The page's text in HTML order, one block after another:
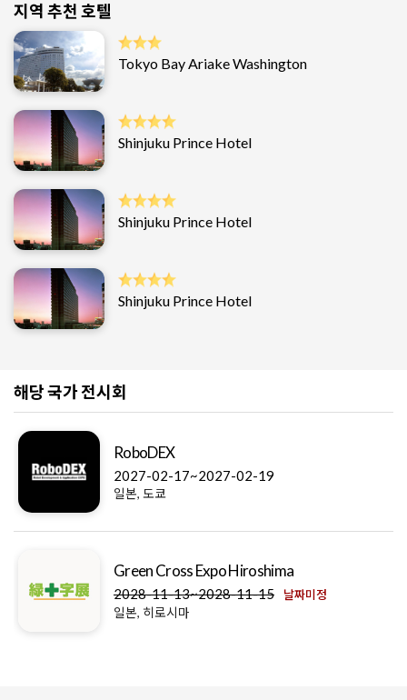
지역 추천 호텔
Tokyo Bay Ariake Washington
Shinjuku Prince Hotel
Shinjuku Prince Hotel
Shinjuku Prince Hotel
해당 국가 전시회
RoboDEX
2027-02-17~2027-02-19
일본, 도쿄
Green Cross Expo Hiroshima
2028-11-13~2028-11-15 날짜미정
일본, 히로시마